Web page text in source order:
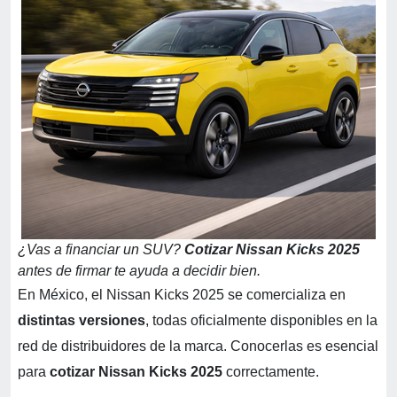
¿Vas a financiar un SUV? Cotizar Nissan Kicks 2025
antes de firmar te ayuda a decidir bien.
En México, el Nissan Kicks 2025 se comercializa en
distintas versiones, todas oficialmente disponibles en la
red de distribuidores de la marca. Conocerlas es esencial
para cotizar Nissan Kicks 2025 correctamente.